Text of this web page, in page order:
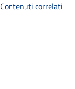
Contenuti correlati